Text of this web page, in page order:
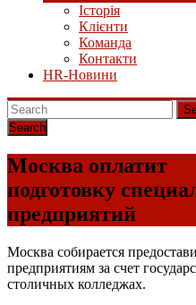
Історія
Клієнти
Команда
Контакти
HR-Новини
Москва оплатит
подготовку
предприятий
Москва собирается
предприятиям за счет
столичных колледжах.